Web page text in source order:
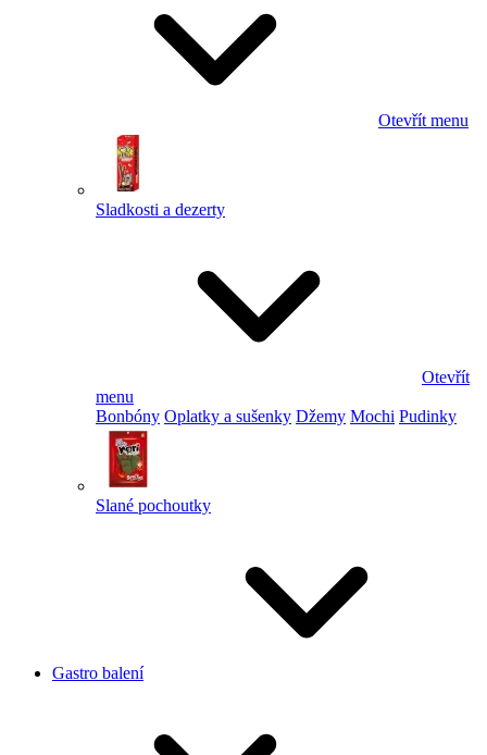
Otevřít menu
Sladkosti a dezerty
Otevřít
menu
Bonbóny Oplatky a sušenky Džemy Mochi Pudinky
Slané pochoutky
Gastro balení